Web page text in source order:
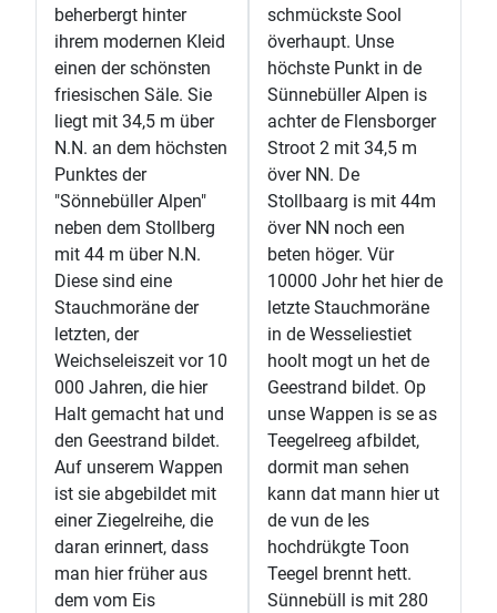
beherbergt hinter
ihrem modernen Kleid
einen der schönsten
friesischen Säle. Sie
liegt mit 34,5 m über
N.N. an dem höchsten
Punktes der
"Sönnebüller Alpen"
neben dem Stollberg
mit 44 m über N.N.
Diese sind eine
Stauchmoräne der
letzten, der
Weichseleiszeit vor 10
000 Jahren, die hier
Halt gemacht hat und
den Geestrand bildet.
Auf unserem Wappen
ist sie abgebildet mit
einer Ziegelreihe, die
daran erinnert, dass
man hier früher aus
dem vom Eis
schmückste Sool
överhaupt. Unse
höchste Punkt in de
Sünnebüller Alpen is
achter de Flensborger
Stroot 2 mit 34,5 m
över NN. De
Stollbaarg is mit 44m
över NN noch een
beten höger. Vür
10000 Johr het hier de
letzte Stauchmoräne
in de Wesseliestiet
hoolt mogt un het de
Geestrand bildet. Op
unse Wappen is se as
Teegelreeg afbildet,
dormit man sehen
kann dat mann hier ut
de vun de Ies
hochdrükgte Toon
Teegel brennt hett.
Sünnebüll is mit 280